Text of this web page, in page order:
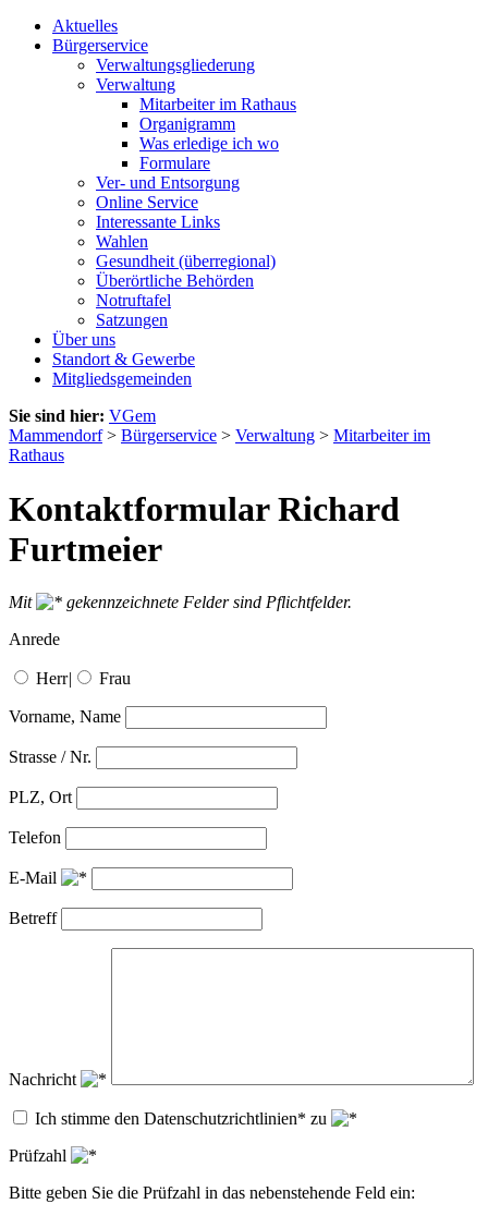
Aktuelles
Bürgerservice
Verwaltungsgliederung
Verwaltung
Mitarbeiter im Rathaus
Organigramm
Was erledige ich wo
Formulare
Ver- und Entsorgung
Online Service
Interessante Links
Wahlen
Gesundheit (überregional)
Überörtliche Behörden
Notruftafel
Satzungen
Über uns
Standort & Gewerbe
Mitgliedsgemeinden
Sie sind hier: VGem
Mammendorf> Bürgerservice > Verwaltung > Mitarbeiter im
Rathaus
Kontaktformular Richard
Furtmeier
Mit
gekennzeichnete Felder sind Pflichtfelder.
Anrede
Herr| Frau
Vorname, Name
Strasse / Nr.
PLZ, Ort
Telefon
E-Mail
Betreff
Nachricht
Ich stimme den Datenschutzrichtlinien* zu
Prüfzahl
Bitte geben Sie die Prüfzahl in das nebenstehende Feld ein: